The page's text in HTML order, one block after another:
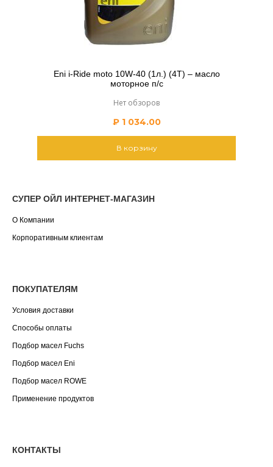
Eni i-Ride moto 10W-40 (1л.) (4Т) – масло
моторное п/с
Нет обзоров
₽1 034.00
В корзину
СУПЕР ОЙЛ ИНТЕРНЕТ-МАГАЗИН
О Компании
Корпоративным клиентам
ПОКУПАТЕЛЯМ
Условия доставки
Способы оплаты
Подбор масел Fuchs
Подбор масел Eni
Подбор масел ROWE
Применение продуктов
КОНТАКТЫ